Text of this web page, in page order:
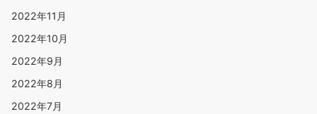
2022年11月
2022年10月
2022年9月
2022年8月
2022年7月